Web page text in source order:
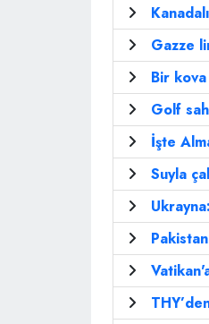
Gazze
Bir
Golf
İşte
Suyla